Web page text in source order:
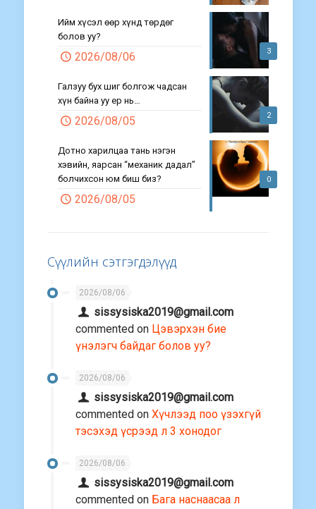
3
Ийм хүсэл өөр хүнд төрдөг
болов уу?
2026/08/06
2
Галзуу бух шиг болгож чадсан
хүн байна уу ер нь…
2026/08/05
0
Дотно харилцаа тань нэгэн
хэвийн, яарсан “механик дадал”
болчихсон юм биш биз?
2026/08/05
Сүүлийн сэтгэгдэлүүд
2026/08/06
sissysiska2019@gmail.com
commented on Цэвэрхэн бие
үнэлэгч байдаг болов уу?
2026/08/06
sissysiska2019@gmail.com
commented on Хүчлээд поо үзэхгүй
тэсэхэд үсрээд л 3 хонодог
2026/08/06
sissysiska2019@gmail.com
commented on Бага наснаасаа л